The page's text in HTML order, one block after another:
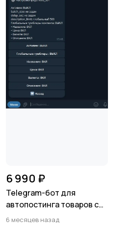
6 990 ₽
Telegram-бот для
автопостинга товаров с
сайтов в канал
6 месяцев назад